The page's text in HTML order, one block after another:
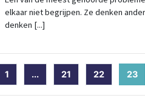
elkaar niet begrijpen. Ze denken
denken [...]
1 ... 21 22 23